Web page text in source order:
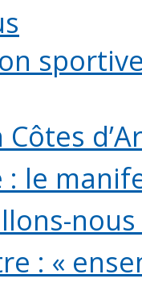
Côtes
: le
: «